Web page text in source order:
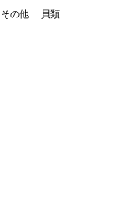
の他 貝類